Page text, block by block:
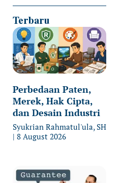
Terbaru
Perbedaan Paten,
Merek, Hak Cipta,
dan Desain Industri
Syukrian Rahmatul'ula, SH
8 August 2026